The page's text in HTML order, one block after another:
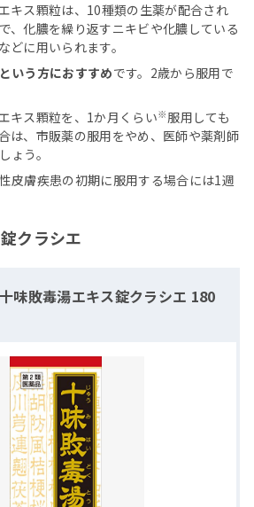
キス顆粒は、10種類の生薬が配合され
、化膿を繰り返すニキビや化膿している
どに用いられます。
いう方におすすめです。2歳から服用で
キス顆粒を、1か月くらい※ 服用しても
は、市販薬の服用をやめ、医師や薬剤師
ょう。
皮膚疾患の初期に服用する場合には1週
クラシエ
味敗毒湯エキス錠クラシエ 180